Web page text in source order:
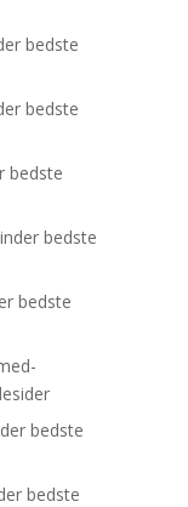
bedste
bedste
bedste
bedste
bedste
bedste
bedste